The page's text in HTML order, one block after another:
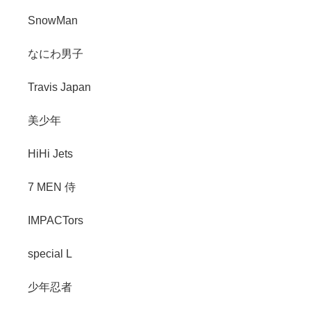
SnowMan
なにわ男子
Travis Japan
美少年
HiHi Jets
7 MEN 侍
IMPACTors
special L
少年忍者